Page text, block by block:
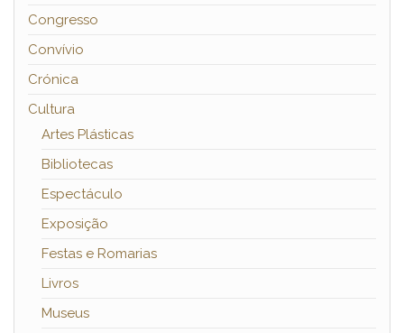
Congresso
Convívio
Crónica
Cultura
Artes Plásticas
Bibliotecas
Espectáculo
Exposição
Festas e Romarias
Livros
Museus